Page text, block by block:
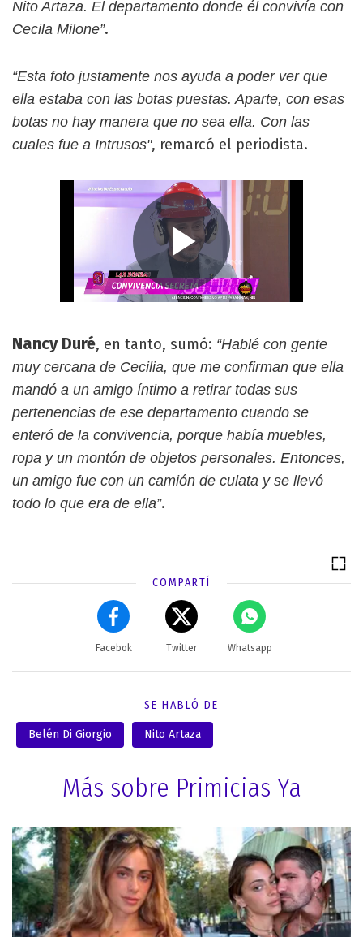
Nito Artaza. El departamento donde él convivía con
Cecila Milone”.
“Esta foto justamente nos ayuda a poder ver que
ella estaba con las botas puestas. Aparte, con esas
botas no hay manera que no sea ella. Con las
cuales fue a Intrusos", remarcó el periodista.
Nancy Duré, en tanto, sumó: “Hablé con gente
muy cercana de Cecilia, que me confirman que ella
mandó a un amigo íntimo a retirar todas sus
pertenencias de ese departamento cuando se
enteró de la convivencia, porque había muebles,
ropa y un montón de objetos personales. Entonces,
un amigo fue con un camión de culata y se llevó
todo lo que era de ella”.
COMPARTÍ
Facebok Twitter Whatsapp
SE HABLÓ DE
Belén Di Giorgio Nito Artaza
Más sobre Primicias Ya